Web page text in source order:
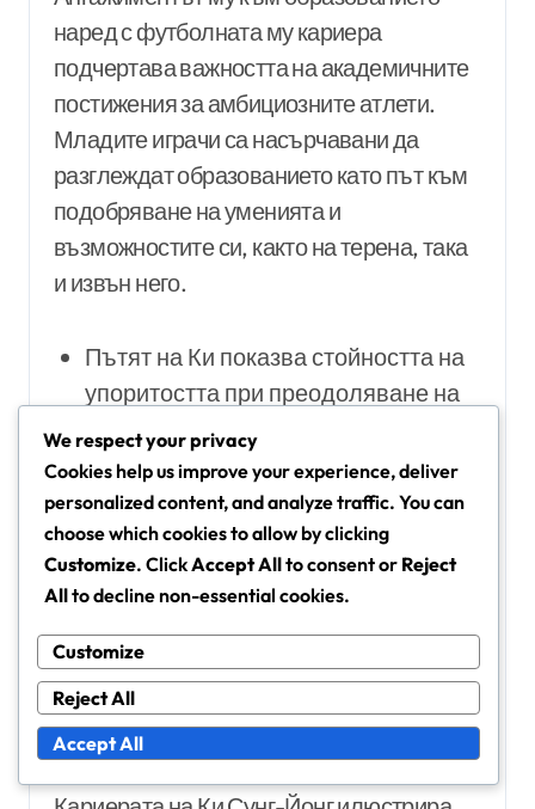
наред с футболната му кариера
подчертава важността на академичните
постижения за амбициозните атлети.
Младите играчи са насърчавани да
разглеждат образованието като път към
подобряване на уменията и
възможностите си, както на терена, така
и извън него.
Пътят на Ки показва стойността на
упоритостта при преодоляване на
предизвикателства.
Той подчертава необходимостта от
менторство и насоки от опитни
играчи и треньори.
Успехът му доведе до увеличено
участие на общността в спортни
програми за младежи.
Уроци, извлечени от
образователния и кариерен
път
We respect your privacy
Cookies help us improve your experience, deliver
personalized content, and analyze traffic. You can
choose which cookies to allow by clicking
Customize. ClickAccept Allto consent or Reject
Allto decline non-essential cookies.
Customize
Reject All
Accept All